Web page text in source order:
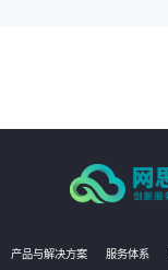
产品与解决方案 服务体系